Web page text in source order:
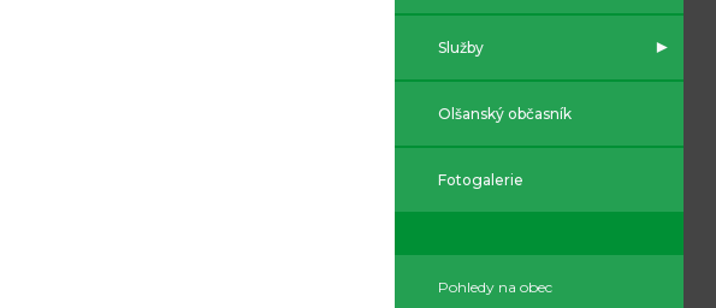
Služby
Olšanský občasník
Fotogalerie
Pohledy na obec